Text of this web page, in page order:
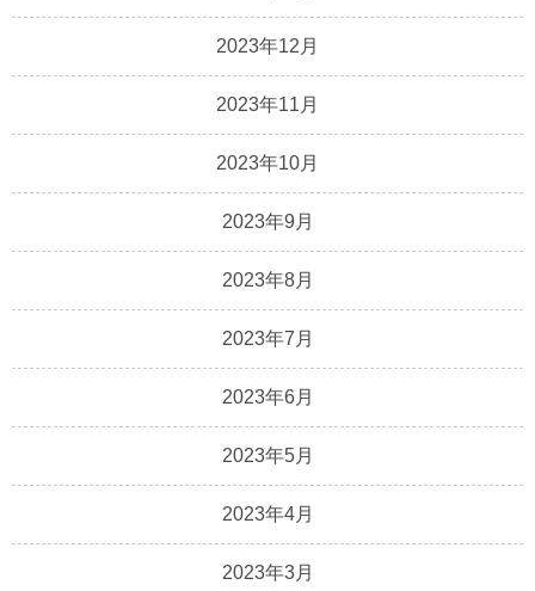
2023年12月
2023年11月
2023年10月
2023年9月
2023年8月
2023年7月
2023年6月
2023年5月
2023年4月
2023年3月